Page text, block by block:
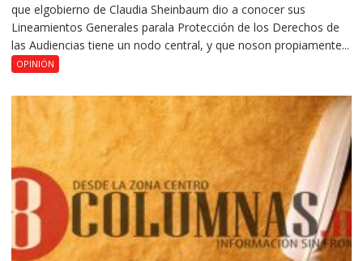
que elgobierno de Claudia Sheinbaum dio a conocer sus
Lineamientos Generales parala Protección de los Derechos de
las Audiencias tiene un nodo central, y que noson propiamente...
OPINIÓN